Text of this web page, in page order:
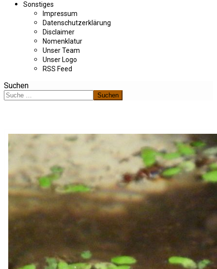
Sonstiges
Impressum
Datenschutzerklärung
Disclaimer
Nomenklatur
Unser Team
Unser Logo
RSS Feed
Suchen
Suchen